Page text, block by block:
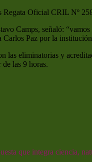
Regata Oficial CRIL Nº
Camps, señaló:
Paz por la
las eliminatorias y
las 9 horas.
que integra ciencia,